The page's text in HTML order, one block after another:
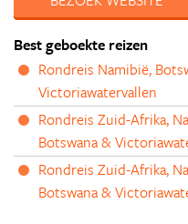
Best geboekte reizen
Rondreis Namibië,
Victoriawatervallen
Rondreis Zuid-Afrika,
Botswana &
Rondreis Zuid-Afrika,
Botswana &